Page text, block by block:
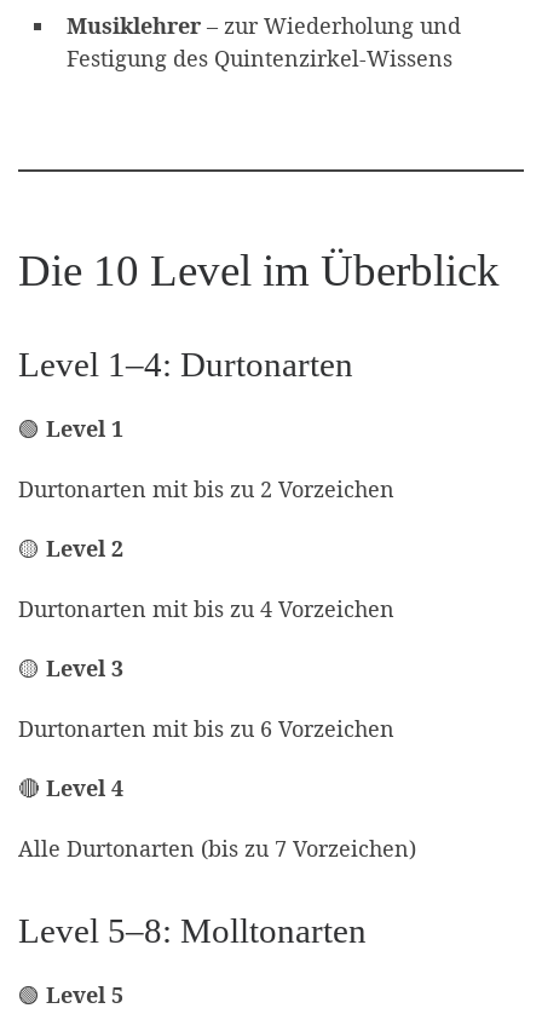
Musiklehrer – zur Wiederholung und
Festigung des Quintenzirkel-Wissens
Die 10 Level im Überblick
Level 1–4: Durtonarten
🟢 Level 1
Durtonarten mit bis zu 2 Vorzeichen
🟡 Level 2
Durtonarten mit bis zu 4 Vorzeichen
🟡 Level 3
Durtonarten mit bis zu 6 Vorzeichen
🔴 Level 4
Alle Durtonarten (bis zu 7 Vorzeichen)
Level 5–8: Molltonarten
🟢 Level 5